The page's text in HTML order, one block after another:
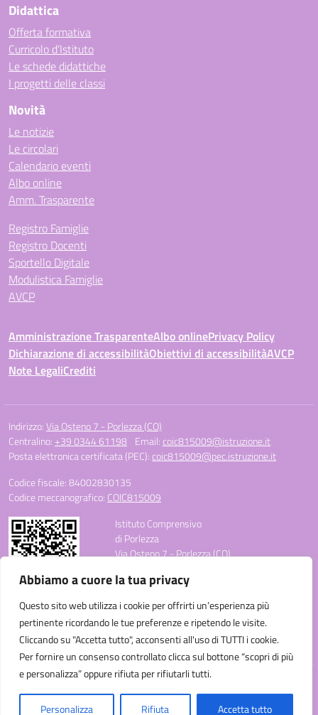
Abbiamo a cuore la tua privacy
Questo sito web utilizza i cookie per offrirti un’esperienza più
pertinente ricordando le tue preferenze e ripetendo le visite.
Cliccando su "Accetta tutto", acconsenti all'uso di TUTTI i cookie.
Per fornire un consenso controllato clicca sul bottone “scopri di più
e personalizza” oppure rifiuta per rifiutarli tutti.
Personalizza Rifiuta Accetta tutto
Didattica
Offerta formativa
Curricolo d’Istituto
Le schede didattiche
I progetti delle classi
Novità
Le notizie
Le circolari
Calendario eventi
Albo online
Amm. Trasparente
Registro Famiglie
Registro Docenti
Sportello Digitale
Modulistica Famiglie
AVCP
Amministrazione TrasparenteAlbo onlinePrivacy Policy
Dichiarazione di accessibilitàObiettivi di accessibilitàAVCP
Note LegaliCrediti
Indirizzo:Via Osteno 7 - Porlezza (CO)
Centralino: +39 0344 61198 Email:coic815009@istruzione.it
Posta elettronica certificata (PEC):coic815009@pec.istruzione.it
Codice fiscale: 84002830135
Codice meccanografico: COIC815009
Istituto Comprensivo
di Porlezza
Via Osteno 7 - Porlezza (CO)
E-mail: coic815009@istruzione.it
PEC: coic815009@pec.istruzione.it
Codice Meccanografico: COIC815009
Codice Fiscale: 84002830135
Codice Univoco Ufficio: UF3C3W